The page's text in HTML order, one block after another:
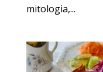
mitologia,...